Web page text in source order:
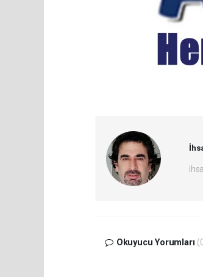
Okuyucu Yorumları